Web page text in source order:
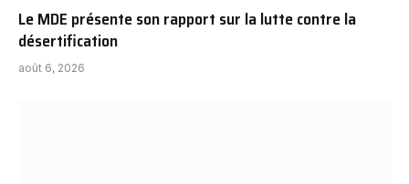
Le MDE présente son rapport sur la lutte contre la
désertification
août 6, 2026